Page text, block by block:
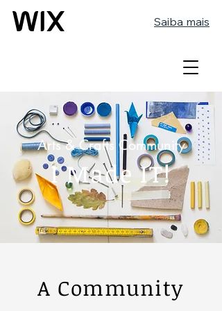
Saiba mais